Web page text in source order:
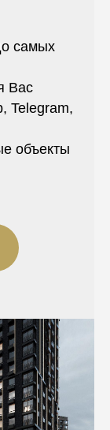
самых
Вас
Telegram,
объекты